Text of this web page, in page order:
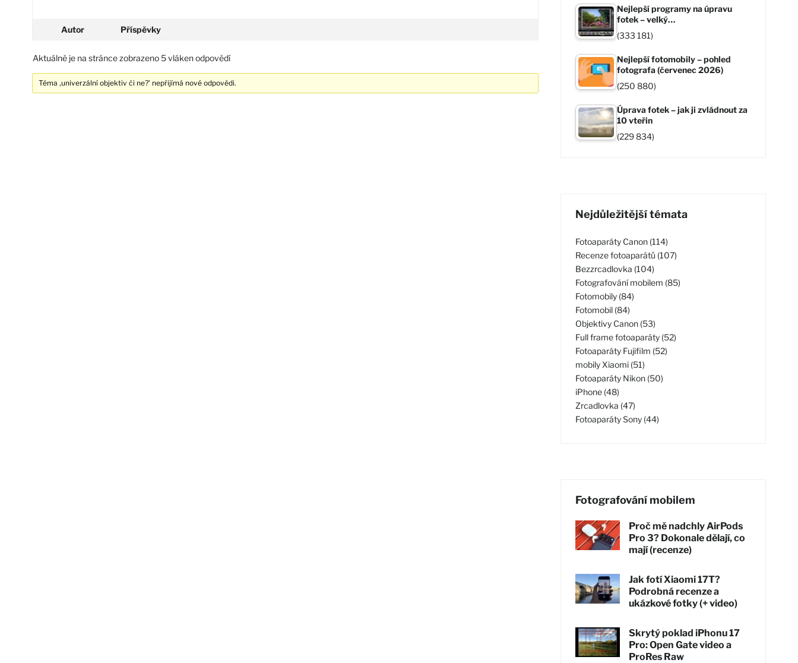
Autor Příspěvky
Aktuálně je na stránce zobrazeno 5 vláken odpovědí
Téma ‚univerzální objektiv či ne?’ nepřijímá nové odpovědi.
Nejlepší programy na úpravu
fotek – velký…
(333 181)
Nejlepší fotomobily – pohled
fotografa (červenec 2026)
(250 880)
Úprava fotek – jak ji zvládnout za
10 vteřin
(229 834)
Nejdůležitější témata
Fotoaparáty Canon (114)
Recenze fotoaparátů (107)
Bezzrcadlovka (104)
Fotografování mobilem (85)
Fotomobily (84)
Fotomobil (84)
Objektivy Canon (53)
Full frame fotoaparáty (52)
Fotoaparáty Fujifilm (52)
mobily Xiaomi (51)
Fotoaparáty Nikon (50)
iPhone (48)
Zrcadlovka (47)
Fotoaparáty Sony (44)
Fotografování mobilem
Proč mě nadchly AirPods
Pro 3? Dokonale dělají, co
mají (recenze)
Jak fotí Xiaomi 17T?
Podrobná recenze a
ukázkové fotky (+ video)
Skrytý poklad iPhonu 17
Pro: Open Gate video a
ProRes Raw